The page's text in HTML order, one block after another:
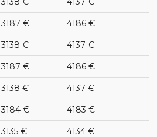
3187 € 4186 €
3138 € 4137 €
3187 € 4186 €
3138 € 4137 €
3184 € 4183 €
3135 € 4134 €